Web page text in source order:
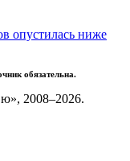
опустилась ниже
обязательна.
2008–2026.